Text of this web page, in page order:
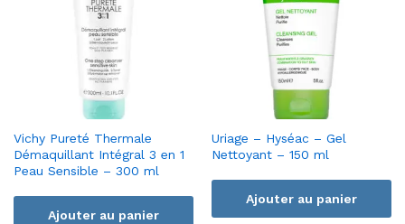
Vichy Pureté Thermale
Démaquillant Intégral 3 en 1
Peau Sensible – 300 ml
Ajouter au panier
Uriage – Hyséac – Gel
Nettoyant – 150 ml
Ajouter au panier